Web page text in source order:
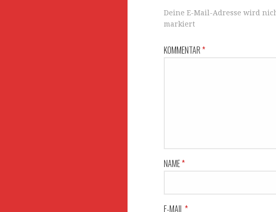
Deine E-Mail-Adresse wird
markiert
KOMMENTAR*
NAME*
E-MAIL *